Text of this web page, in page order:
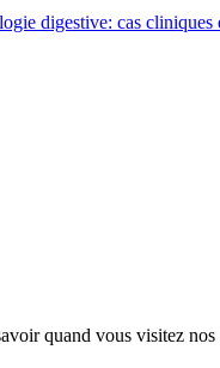
digestive: cas cliniques
quand vous visitez